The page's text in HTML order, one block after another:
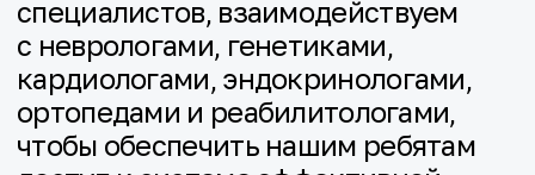
коляска, а к подростковому
возрасту — поддержка дыхания.
Миодистрофия Беккера — это
дистрофинопатия с более
доброкачественным течением
по сравнению с миодистрофией